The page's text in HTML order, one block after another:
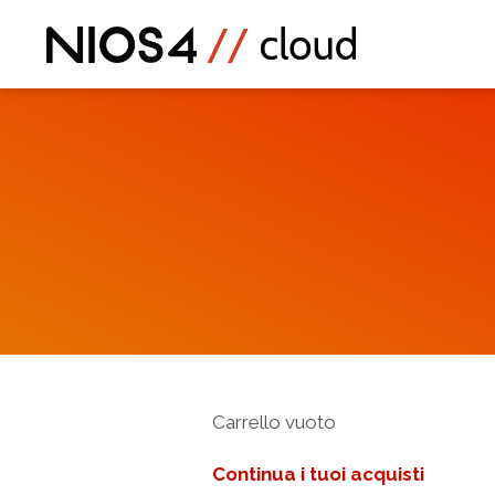
Carrello vuoto
Continua i tuoi acquisti